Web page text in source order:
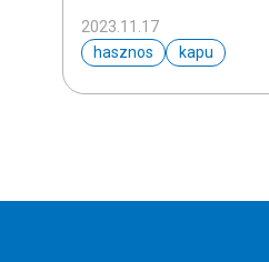
2023.11.17
hasznos
kapu